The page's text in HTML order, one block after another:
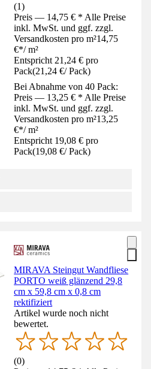
(1)
Preis — 14,75 € * Alle Preise
inkl. MwSt. und ggf. zzgl.
Versandkosten pro m²14,75
€*/ m²
Entspricht 21,24 € pro
Pack(21,24 €/ Pack)
Bei Abnahme von 40 Pack:
Preis — 13,25 € * Alle Preise
inkl. MwSt. und ggf. zzgl.
Versandkosten pro m²13,25
€*/ m²
Entspricht 19,08 € pro
Pack(19,08 €/ Pack)
MIRAVA Steingut Wandfliese
PORTO weiß glänzend 29,8
cm x 59,8 cm x 0,8 cm
rektifiziert
Artikel wurde noch nicht
bewertet.
(0)